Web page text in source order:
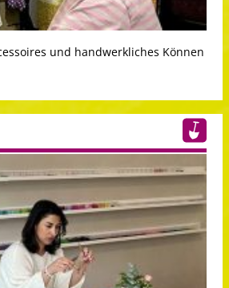
und handwerkliches Können